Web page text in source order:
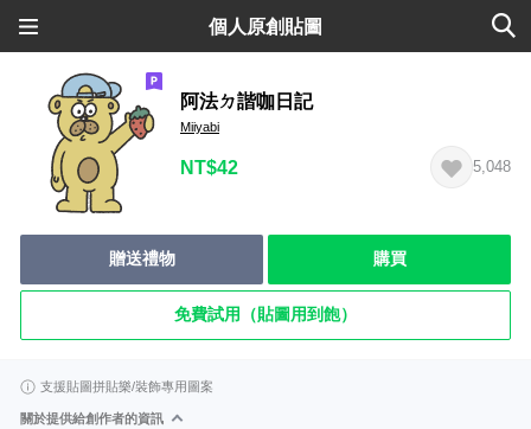
個人原創貼圖
阿法ㄉ諧咖日記
Miiyabi
NT$42 5,048
贈送禮物 購買
免費試用（貼圖用到飽）
支援貼圖拼貼樂/裝飾專用圖案
關於提供給創作者的資訊